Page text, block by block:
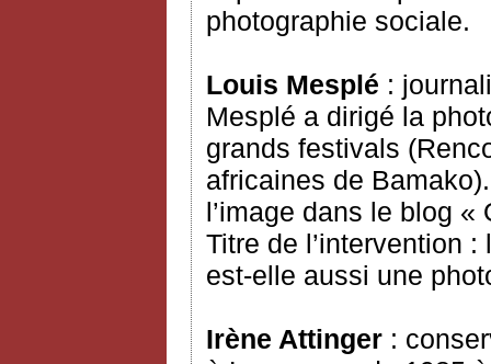
photographie sociale.
Louis Mesplé :
Mesplé a dirigé la
grands festivals
africaines de
l’image dans le blog
Titre de l’intervention
est-elle aussi une
Irène Attinger :